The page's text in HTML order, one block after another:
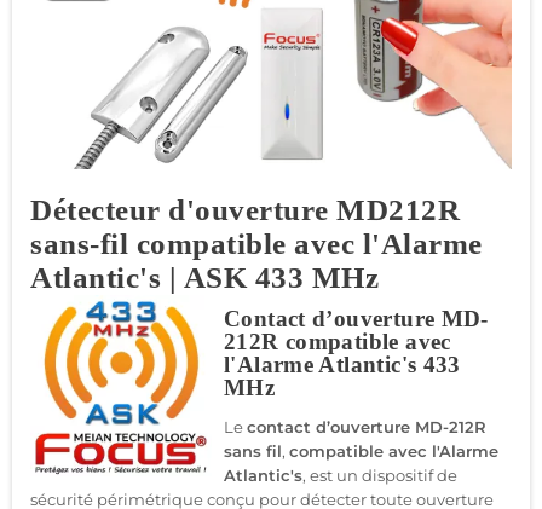
Détecteur d'ouverture MD212R
sans-fil compatible avec l'Alarme
Atlantic's | ASK 433 MHz
Contact d’ouverture MD-
212R compatible avec
l'Alarme Atlantic's 433
MHz
Lecontact d’ouverture MD-212R
sans fil, compatible avec l'Alarme
Atlantic's, est un dispositif de
sécurité périmétrique conçu pour détecter toute ouverture